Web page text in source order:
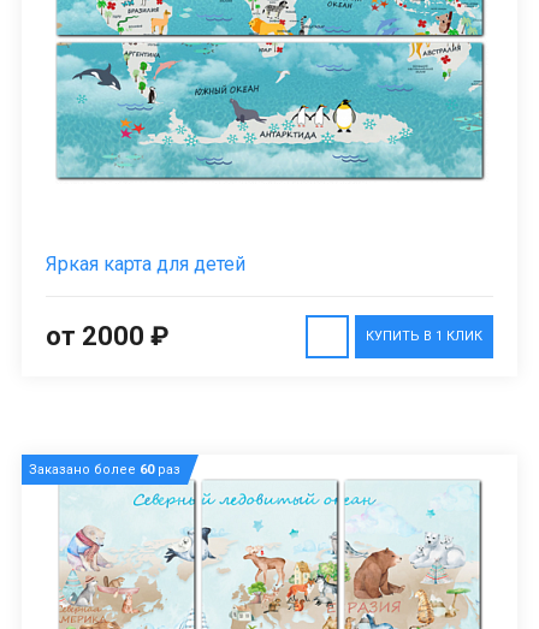
Яркая карта для детей
КУПИТЬ В 1 КЛИК
от 2000 ₽
Заказано более 60раз